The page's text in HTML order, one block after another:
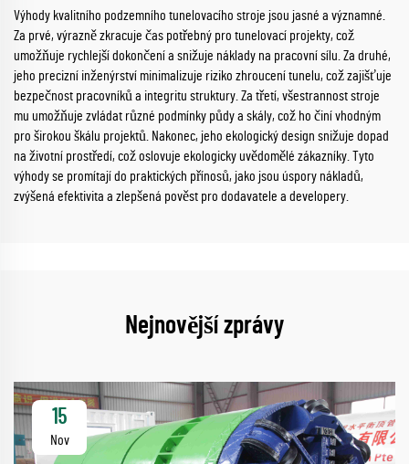
Výhody kvalitního podzemního tunelovacího stroje jsou jasné a významné.
Za prvé, výrazně zkracuje čas potřebný pro tunelovací projekty, což
umožňuje rychlejší dokončení a snižuje náklady na pracovní sílu. Za druhé,
jeho precizní inženýrství minimalizuje riziko zhroucení tunelu, což zajišťuje
bezpečnost pracovníků a integritu struktury. Za třetí, všestrannost stroje
mu umožňuje zvládat různé podmínky půdy a skály, což ho činí vhodným
pro širokou škálu projektů. Nakonec, jeho ekologický design snižuje dopad
na životní prostředí, což oslovuje ekologicky uvědomělé zákazníky. Tyto
výhody se promítají do praktických přínosů, jako jsou úspory nákladů,
zvýšená efektivita a zlepšená pověst pro dodavatele a developery.
Nejnovější zprávy
15
Nov